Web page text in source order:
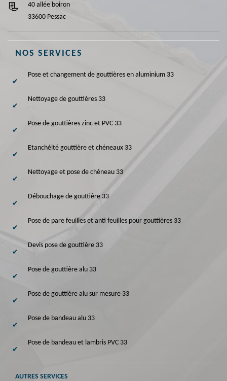
40 allée boiron
33600 Pessac
NOS SERVICES
Pose et changement de gouttières en aluminium 33
Nettoyage de gouttières 33
Pose de gouttières zinc et PVC 33
Etanchéité gouttière et chéneaux 33
Nettoyage et pose de chéneau 33
Débouchage de gouttière 33
Pose de pare feuilles et anti feuilles pour gouttières 33
Devis pose de gouttière 33
Pose de gouttière alu 33
Pose de gouttière alu sur mesure 33
Pose de bandeau alu 33
Pose de bandeau et lambris PVC 33
AUTRES SERVICES